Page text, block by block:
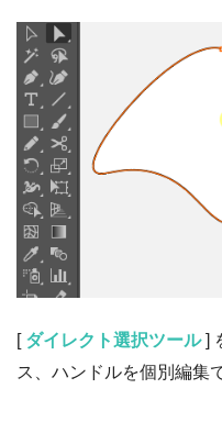
[ ダイレクト選択ツール]
ス、ハンドルを個別編集